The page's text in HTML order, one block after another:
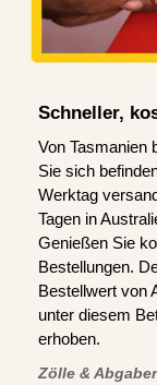
Schneller,
Von Tasmanien
Sie sich
Werktag
Tagen in
Genießen Sie
Bestellungen.
Bestellwert von
unter diesem
erhoben.
Zölle &